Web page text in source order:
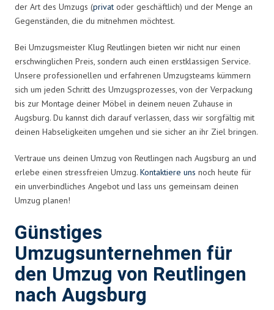
der Art des Umzugs (privat oder geschäftlich) und der Menge an
Gegenständen, die du mitnehmen möchtest.
Bei Umzugsmeister Klug Reutlingen bieten wir nicht nur einen
erschwinglichen Preis, sondern auch einen erstklassigen Service.
Unsere professionellen und erfahrenen Umzugsteams kümmern
sich um jeden Schritt des Umzugsprozesses, von der Verpackung
bis zur Montage deiner Möbel in deinem neuen Zuhause in
Augsburg. Du kannst dich darauf verlassen, dass wir sorgfältig mit
deinen Habseligkeiten umgehen und sie sicher an ihr Ziel bringen.
Vertraue uns deinen Umzug von Reutlingen nach Augsburg an und
erlebe einen stressfreien Umzug. Kontaktiere uns noch heute für
ein unverbindliches Angebot und lass uns gemeinsam deinen
Umzug planen!
Günstiges
Umzugsunternehmen für
den Umzug von Reutlingen
nach Augsburg